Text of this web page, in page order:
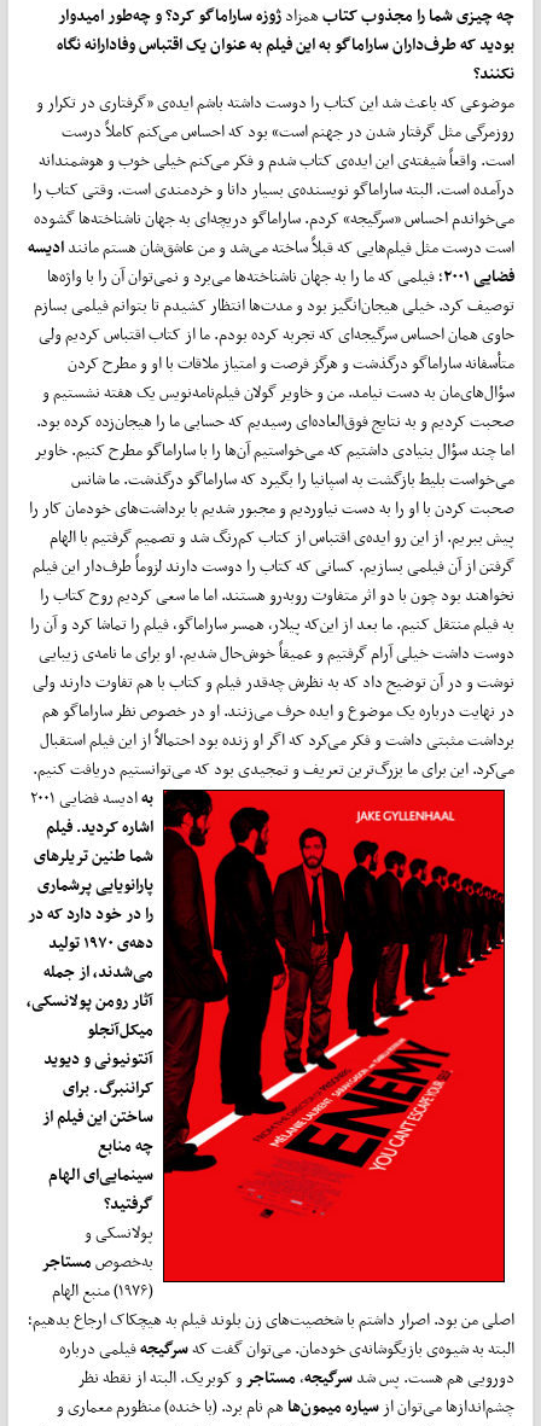
چه چیزی شما را مجذوب کتابهمزادژوزه ساراماگو کرد؟ و چه‌طور امیدوار
بودید که طرف‌داران ساراماگو به این فیلم به عنوان یک اقتباس وفادارانه نگاه
نکنند؟
موضوعی که باعث شد این کتاب را دوست داشته باشم ایده‌ی «گرفتاری در تکرار و
روزمرگی مثل گرفتار شدن در جهنم است» بود که احساس می‌کنم کاملاً درست
است. واقعاً شیفته‌ی این ایده‌ی کتاب شدم و فکر می‌کنم خیلی خوب و هوشمندانه
درآمده است. البته ساراماگو نویسنده‌ی بسیار دانا و خردمندی است. وقتی کتاب را
می‌خواندم احساس «سرگیجه» کردم. ساراماگو دریچه‌ای به جهان ناشناخته‌ها گشوده
است درست مثل فیلم‌هایی که قبلاً ساخته می‌شد و من عاشق‌شان هستم مانندادیسه
فضایی ۲۰۰۱
؛ فیلمی که ما را به جهان ناشناخته‌ها می‌برد و نمی‌توان آن را با واژه‌ها
توصیف کرد. خیلی هیجان‌انگیز بود و مدت‌ها انتظار کشیدم تا بتوانم فیلمی بسازم
حاوی همان احساس سرگیجه‌ای که تجربه کرده بودم. ما از کتاب اقتباس کردیم ولی
متأسفانه ساراماگو درگذشت و هرگز فرصت و امتیاز ملاقات با او و مطرح کردن
سؤال‌های‌مان به دست نیامد. من و خاویر گولان فیلم‌نامه‌نویس یک هفته نشستیم و
صحبت کردیم و به نتایج فوق‌العاده‌ای رسیدیم که حسابی ما را هیجان‌زده کرده بود.
اما چند سؤال بنیادی داشتیم که می‌خواستیم آن‌ها را با ساراماگو مطرح کنیم. خاویر
می‌خواست بلیط بازگشت به اسپانیا را بگیرد که ساراماگو درگذشت. ما شانس
صحبت کردن با او را به دست نیاوردیم و مجبور شدیم با برداشت‌های خودمان کار را
پیش ببریم. از این رو ایده‌ی اقتباس از کتاب کم‌رنگ شد و تصمیم گرفتیم با الهام
گرفتن از آن فیلمی بسازیم. کسانی که کتاب را دوست دارند لزوماً طرف‌دار این فیلم
نخواهند بود چون با دو اثر متفاوت روبه‌رو هستند. اما ما سعی کردیم روح کتاب را
به فیلم منتقل کنیم. ما بعد از این‌که پیلار، همسر ساراماگو، فیلم را تماشا کرد و آن را
دوست داشت خیلی آرام گرفتیم و عمیقاً خوش‌حال شدیم. او برای ما نامه‌ی زیبایی
نوشت و در آن توضیح داد که به نظرش چه‌قدر فیلم و کتاب با هم تفاوت دارند ولی
در نهایت درباره یک موضوع و ایده حرف می‌زنند. او در خصوص نظر ساراماگو هم
برداشت مثبتی داشت و فکر می‌کرد که اگر او زنده بود احتمالاً از این فیلم استقبال
می‌کرد. این برای ما بزرگ‌ترین تعریف و تمجیدی بود که می‌توانستیم دریافت کنیم.
بهادیسه فضایی ۲۰۰۱
اشاره کردید. فیلم
شما طنین تریلرهای
پارانویایی پرشماری
را در خود دارد که در
دهه‌ی ۱۹۷۰ تولید
می‌شدند، از جمله
آثار رومن پولانسکی،
میکل‌آنجلو
آنتونیونی و دیوید
کراننبرگ. برای
ساختن این فیلم از
چه منابع
سینمایی‌ای الهام
گرفتید؟
پولانسکی و
به‌خصوصمستاجر
(۱۹۷۶) منبع الهام
اصلی من بود. اصرار داشتم با شخصیت‌های زن بلوند فیلم به هیچکاک ارجاع بدهیم؛
البته به شیوه‌ی بازیگوشانه‌ی خودمان. می‌توان گفت کهسرگیجهفیلمی درباره
دورویی هم هست. پس شدسرگیجه،مستاجر و کوبریک. البته از نقطه نظر
چشم‌اندازها می‌توان از سیاره میمون‌هاهم نام برد. (با خنده) منظورم معماری و